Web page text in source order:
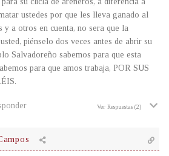
ustedes por que les lleva ganado al
y a otros en cuenta, no sera que la
piénselo dos veces antes de abrir su
Salvadoreño sabemos para que esta
para que amos trabaja, POR SUS
Ver Respuestas (2)